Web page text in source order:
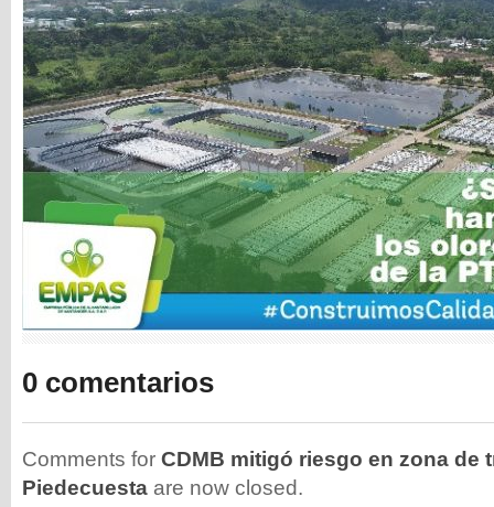
0 comentarios
Comments for CDMB mitigó riesgo en zona de
Piedecuesta are now closed.